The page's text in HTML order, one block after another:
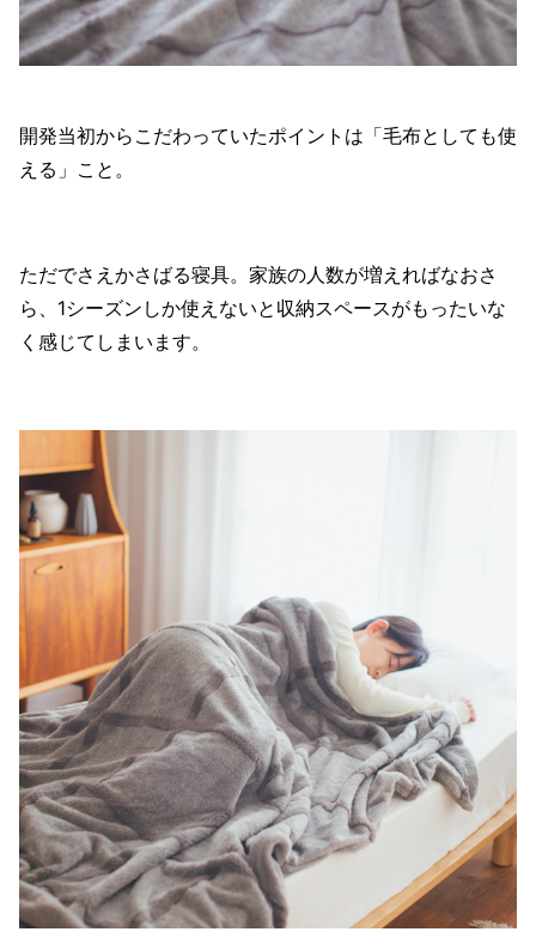
開発当初からこだわっていたポイントは「毛布としても使
える」こと。
ただでさえかさばる寝具。家族の人数が増えればなおさ
ら、1シーズンしか使えないと収納スペースがもったいな
く感じてしまいます。